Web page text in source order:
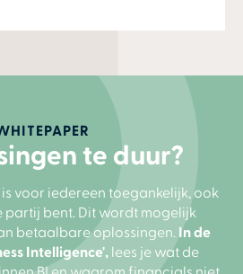
te duur?
voor iedereen toegankelijk, ook
partij bent. Dit wordt mogelijk
betaalbare oplossingen. In de
Intelligence', lees je wat de